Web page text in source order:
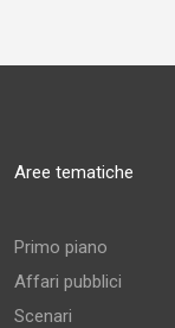
Aree tematiche
Primo piano
Affari pubblici
Scenari